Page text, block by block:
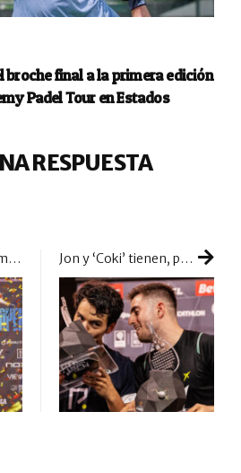
broche final a la primera edición
Padel Tour en Estados
RESPUESTA
Victoria por aplastamiento de ‘Tolito’ Aguirre y el estrenado nº1 de Gonzalo G. Alfonso Jon y ‘Coki’ tienen, por fin, la primera muesca en su cinturón